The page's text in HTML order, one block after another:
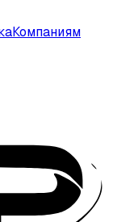
Компаниям